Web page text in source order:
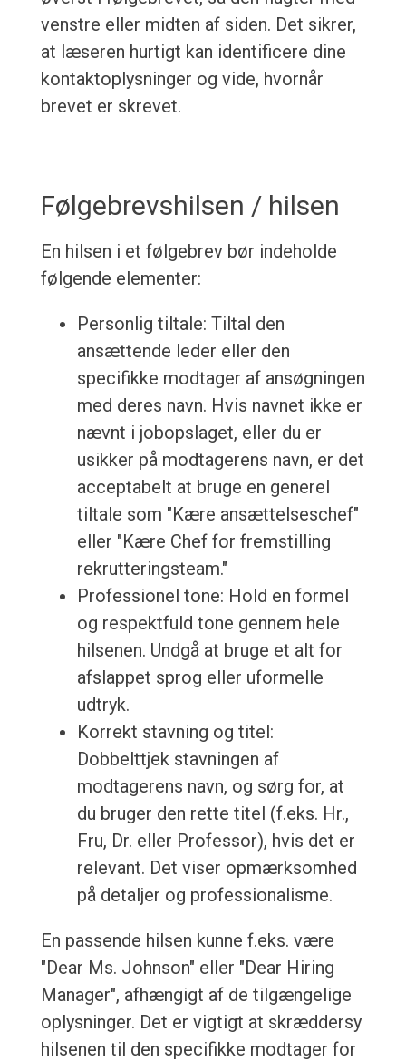
venstre eller midten af siden. Det sikrer,
at læseren hurtigt kan identificere dine
kontaktoplysninger og vide, hvornår
brevet er skrevet.
Følgebrevshilsen / hilsen
En hilsen i et følgebrev bør indeholde
følgende elementer:
Personlig tiltale: Tiltal den
ansættende leder eller den
specifikke modtager af ansøgningen
med deres navn. Hvis navnet ikke er
nævnt i jobopslaget, eller du er
usikker på modtagerens navn, er det
acceptabelt at bruge en generel
tiltale som "Kære ansættelseschef"
eller "Kære Chef for fremstilling
rekrutteringsteam."
Professionel tone: Hold en formel
og respektfuld tone gennem hele
hilsenen. Undgå at bruge et alt for
afslappet sprog eller uformelle
udtryk.
Korrekt stavning og titel:
Dobbelttjek stavningen af
modtagerens navn, og sørg for, at
du bruger den rette titel (f.eks. Hr.,
Fru, Dr. eller Professor), hvis det er
relevant. Det viser opmærksomhed
på detaljer og professionalisme.
En passende hilsen kunne f.eks. være
"Dear Ms. Johnson" eller "Dear Hiring
Manager", afhængigt af de tilgængelige
oplysninger. Det er vigtigt at skræddersy
hilsenen til den specifikke modtager for